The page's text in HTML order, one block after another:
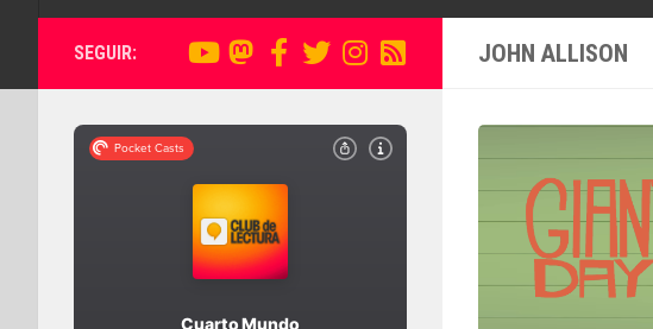
JOHN ALLISON
SEGUIR: